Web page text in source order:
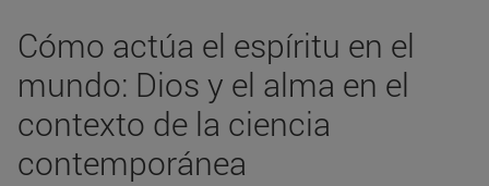
Cómo actúa el espíritu en el
mundo: Dios y el alma en el
contexto de la ciencia
contemporánea